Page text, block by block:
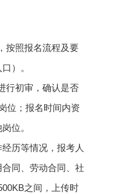
按照报名流程及要
）。
行初审，确认是否
位；报名时间内资
位。
历等情况，报考人
同、劳动合同、社
之间，上传时